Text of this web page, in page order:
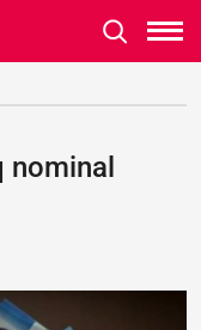
nominal